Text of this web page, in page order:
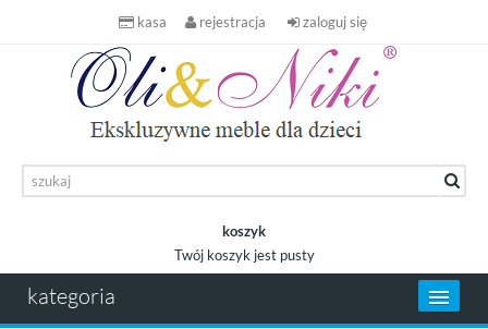
kasa rejestracja zaloguj się
koszyk
Twój koszyk jest pusty
kategoria